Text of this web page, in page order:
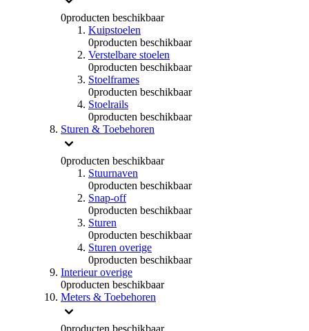
0producten beschikbaar
Kuipstoelen
0producten beschikbaar
Verstelbare stoelen
0producten beschikbaar
Stoelframes
0producten beschikbaar
Stoelrails
0producten beschikbaar
Sturen & Toebehoren
0producten beschikbaar
Stuurnaven
0producten beschikbaar
Snap-off
0producten beschikbaar
Sturen
0producten beschikbaar
Sturen overige
0producten beschikbaar
Interieur overige
0producten beschikbaar
Meters & Toebehoren
0producten beschikbaar